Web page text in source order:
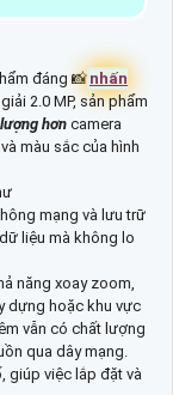
đáng 📸nhấn
2.0 MP, sản phẩm
hơn camera
màu sắc của hình
mạng và lưu trữ
liệu mà không lo
năng xoay zoom,
dựng hoặc khu vực
vẫn có chất lượng
qua dây mạng.
giúp việc lắp đặt và